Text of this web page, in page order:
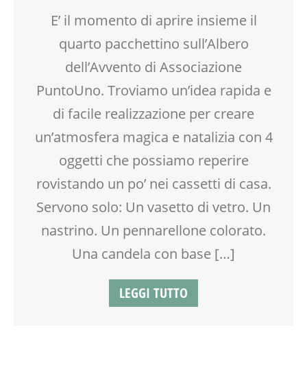
RAGAZZI
SOCIALIZZAZIONE
VIA FARUFFINI
E’ il momento di aprire insieme il
quarto pacchettino sull’Albero
dell’Avvento di Associazione
PuntoUno. Troviamo un’idea rapida e
di facile realizzazione per creare
un’atmosfera magica e natalizia con 4
oggetti che possiamo reperire
rovistando un po’ nei cassetti di casa.
Servono solo: Un vasetto di vetro. Un
nastrino. Un pennarellone colorato.
Una candela con base […]
LEGGI TUTTO